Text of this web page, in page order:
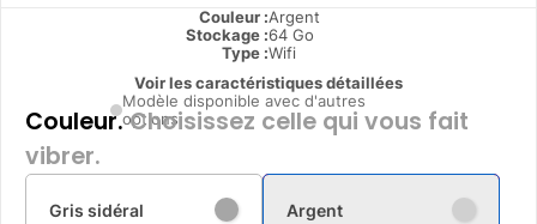
Couleur :Argent
Stockage :64 Go
Type :Wifi
Voir les caractéristiques détaillées
Modèle disponible avec d'autres
options
Couleur.Choisissez celle qui vous fait
vibrer.
Gris sidéral Argent